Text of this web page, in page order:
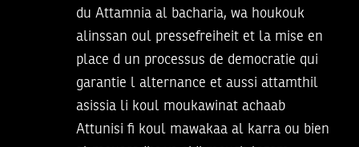
du Attamnia al bacharia, wa houkouk
alinssan oul pressefreiheit et la mise en
place d un processus de democratie qui
garantie l alternance et aussi attamthil
asissia li koul moukawinat achaab
Attunisi fi koul mawakaa al karra ou bien